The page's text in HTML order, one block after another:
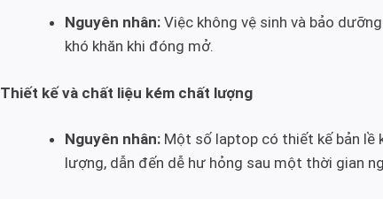
Nguyên nhân:Việc không vệ sinh và bảo
khó khăn khi đóng mở.
Thiết kế và chất liệu kém chất lượng
Nguyên nhân:Một số laptop có thiết kế bản lề
lượng, dẫn đến dễ hư hỏng sau một thời gian